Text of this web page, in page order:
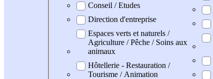
Conseil / Etudes
Direction d'entreprise
Espaces verts et naturels /
Agriculture / Pêche / Soins aux
animaux
Hôtellerie - Restauration /
Tourisme / Animation